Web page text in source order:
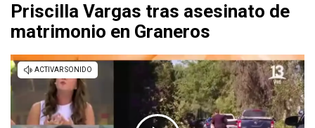
Priscilla Vargas tras asesinato de
matrimonio en Graneros